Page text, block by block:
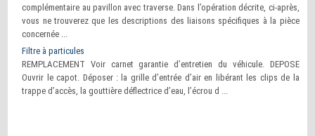
complémentaire au pavillon avec traverse. Dans l’opération décrite, ci-après,
vous ne trouverez que les descriptions des liaisons spécifiques à la pièce
concernée ...
Filtre à particules
REMPLACEMENT Voir carnet garantie d’entretien du véhicule. DEPOSE
Ouvrir le capot. Déposer : la grille d’entrée d’air en libérant les clips de la
trappe d’accès, la gouttière déflectrice d’eau, l’écrou d ...